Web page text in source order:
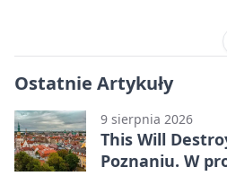
Ostatnie Artykuły
9 sierpnia 2026
This Will
Poznaniu. W